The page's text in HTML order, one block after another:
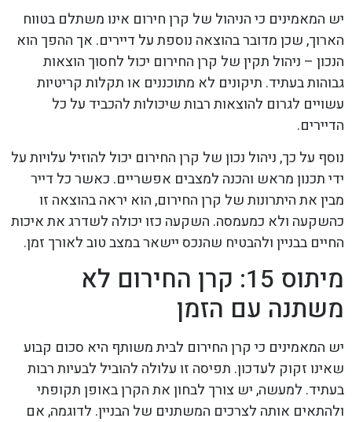
יש המאמינים כי הניהול של קרן חירום אינו משתלם בטווח
הארוך, שכן מדובר בהוצאה נוספת על דיירים. אך ההפך הוא
הנכון – ניהול תקין של קרן החירום יכול לחסוך הוצאות
גבוהות בעתיד. תיקונים לא מתוכננים או תקלות קריטיות
עשויים לגרום להוצאות רבות שיכולות להכביד על כל
הדיירים.
נוסף על כך, ניהול נכון של קרן החירום יכול להוזיל עלויות על
ידי תכנון מראש והכנה למצבים אפשריים. כאשר כל דייר
מבין את היתרונות של קרן החירום, הוא יראה בהוצאה זו
כהשקעה ולא כמעמסה. השקעה כזו יכולה לשדרג את איכות
החיים בבניין ולהבטיח שהנכס יישאר במצב טוב לאורך זמן.
מיתוס 15: קרן החירום לא
משתנה עם הזמן
יש המאמינים כי קרן החירום לבית משותף היא סכום קבוע
שאינו זקוק לעדכון. תפיסה זו עלולה להוביל לבעיות רבות
בעתיד. למעשה, יש צורך לבחון את הקרן באופן תקופתי
ולהתאים אותה לצרכים המשתנים של הבניין. לדוגמה, אם